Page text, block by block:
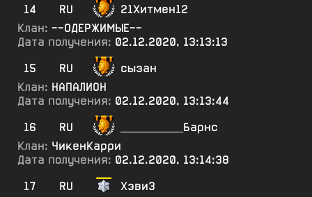
14
RU
21Хитмен12
Клан: --ОДЕРЖИМЫЕ--
Дата получения: 02.12.2020, 13:13:13
15
RU
сызан
Клан: НАПАЛИОН
Дата получения: 02.12.2020, 13:13:44
16
RU
__________Барнс
Клан: ЧикенКарри
Дата получения: 02.12.2020, 13:14:38
17
RU
ХэвиЗ